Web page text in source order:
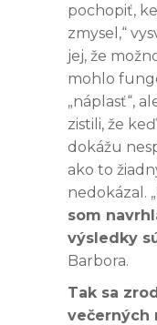
pochopiť,
zmysel,“
jej, že
mohlo
„náplasť“,
zistili, že
dokážu
ako to
nedokázal. „
som
výsledky
Barbora.
Tak sa
večerných